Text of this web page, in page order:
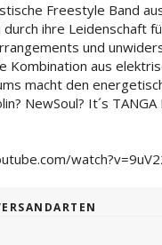
Freestyle Band
durch ihre Leidenschaft
und
Kombination aus
macht den
NewSoul? It´s TANGA